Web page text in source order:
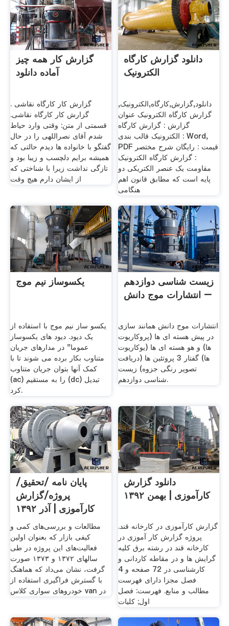
گزارش کار همه چیز
آماده دانلود
گزارش کار کارگاه نقاشی .
گزارش کار کارگاه نقاشی.
قسمتی از متن: وقتی وارد حیاط
شدم آقای نصراللهی را در حال
گفتگو با خانواده ها دیدم حالتی که
همیشه برایم دلچسب و زیبا بود و
تازگی نداشت زیرا با شناختی که
از ایشان دارم هیچ وقت
دانلود گزارش کارگاه
الکترونیک
دانلود,گزارش,کارگاه,الکترونیک,
گزارش کارگاه الکترونیک عنوان
گزارش : گزارش کارگاه
الکترونیک قالب بندی : Word,
PDF قیمت : رایگان شرح مختصر
: گزارش کارگاه الکترونیک
مقاومت یک عنصر الکتریکی دو
پایه است که مطابق قانون اهم
هنگامی
یکسوساز نیم موج
یکسو ساز نیم موج با استفاده از
یک دیود. دیود های یکسوساز
عموما" در مدارهای جریان
متناوب بکار برده می شوند تا با
کمک آنها بتوان جریان متناوب
(ac) را به مستقیم (dc) تبدیل
کرد.
زیست شناسی دوازدهم
– انتشارات موج دانش
انتشارات موج دانش همانند سازی
در پیش هسته ای ها (پروکاریوت
ها) و هو هسته ای ها (یوکاریوت
ها) گفتار 3 پروتئین ها (دریافت
تصویر رنگی جزوه) زیست
شناسی دوازدهم.
پایان نامه /تحقیق/
پروژه/گزارش
کارآموزی | آذر ۱۳۹۲
مطالعات و بررسی‌های کمی و
کیفی بازار که بعنوان اولین
فعالیت‌های این پروژه در طی
سالهای ۱۳۷۲ و ۱۳۷۳ صورت
گرفت، نشان می‌داد که هماهنگ
با گسترش فراگیری استفاده از
خودروهای سواری کلاس van در
دانلود گزارش
کارآموزی | بهمن ۱۳۹۲
گزارش کارآموزی در کارخانه قند.
پروژه گزارش کار آموزی در
کارخانه قند در رشته برق کلیه
گرایش ها و در مقاطه کاردانی و
کارشناسی در 72 صفحه و 4
فصل مجزا دارای فهرست
مطالب و منابع. فهرست: فصل
اول; کلیات